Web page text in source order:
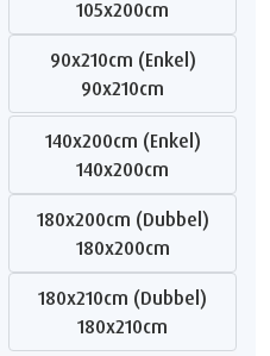
105x200cm
90x210cm (Enkel)
90x210cm
140x200cm (Enkel)
140x200cm
180x200cm (Dubbel)
180x200cm
180x210cm (Dubbel)
180x210cm